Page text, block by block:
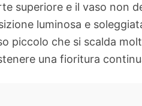
superiore e il vaso non
luminosa e
piccolo che si scalda
una fioritura